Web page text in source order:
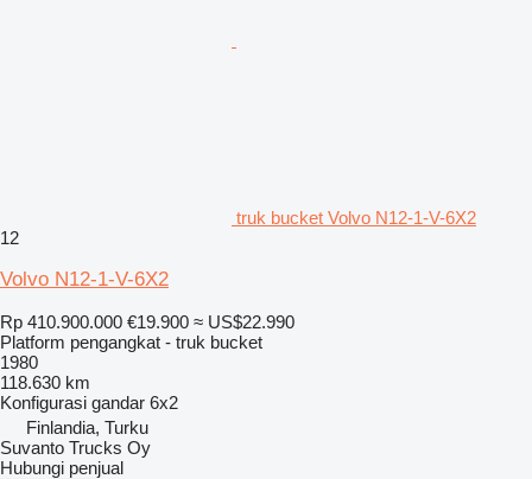
truk bucket Volvo N12-1-V-6X2
12
Volvo N12-1-V-6X2
Rp 410.900.000 €19.900 ≈ US$22.990
Platform pengangkat - truk bucket
1980
118.630 km
Konfigurasi gandar 6x2
Finlandia, Turku
Suvanto Trucks Oy
Hubungi penjual